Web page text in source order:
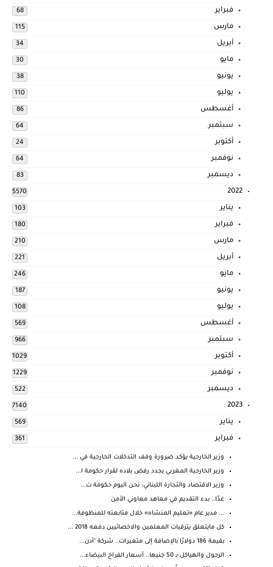
فبراير 68
مارس 115
أبريل 34
مايو 30
يونيو 38
يوليو 110
أغسطس 86
سبتمبر 64
أكتوبر 24
نوفمبر 64
ديسمبر 83
2022
5570
يناير 103
فبراير 180
مارس 210
أبريل 221
مايو 246
يونيو 187
يوليو 108
أغسطس 569
سبتمبر 966
أكتوبر 1029
نوفمبر 1229
ديسمبر 522
2023
7140
يناير 569
فبراير 361
وزير الخارجية يؤكد ضرورة وقف التدخلات الخارجية في ...
وزير الخارجية المغربي يجدد رفض بلاده لقرار حكومة ا...
وزير الاقتصاد والتجارة اللبناني: نحن اليوم حكومة ت...
غدًا.. بدء التقديم في معاهد معاوني الأمن
... مدير عام «تعليم المنشاه» خلال متابعته للمنظومة...
كل مايتعلق بترقيات المعلمين والاخصائيين دفعه 2018 ...
بقيمة 186 دولارًا بالإضافة إلى متغيرات.. شركة "أدن...
الرجول والهياكل بـ 50 جنيها.. أسعار الفراخ البيضاء...